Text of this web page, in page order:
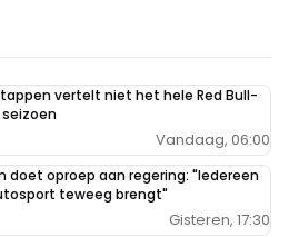
vertelt niet het hele Red Bull-
Vandaag, 06:00
doet oproep aan regering: "Iedereen
teweeg brengt"
Gisteren, 17:30